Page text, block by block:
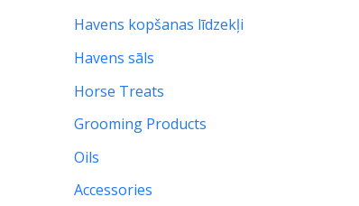
Havens kopšanas līdzekļi
Havens sāls
Horse Treats
Grooming Products
Oils
Accessories